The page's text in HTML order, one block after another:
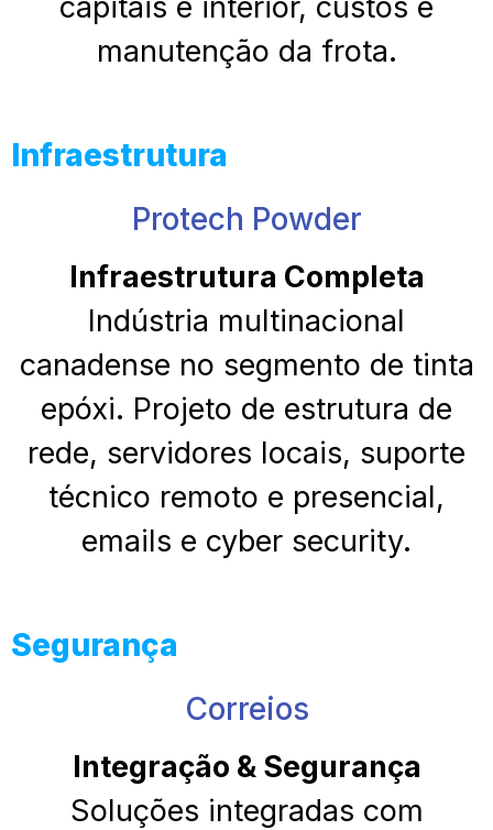
manutenção da frota.
Infraestrutura
Protech Powder
Infraestrutura Completa
Indústria multinacional
canadense no segmento de tinta
epóxi. Projeto de estrutura de
rede, servidores locais, suporte
técnico remoto e presencial,
emails e cyber security.
Segurança
Correios
Integração & Segurança
Soluções integradas com